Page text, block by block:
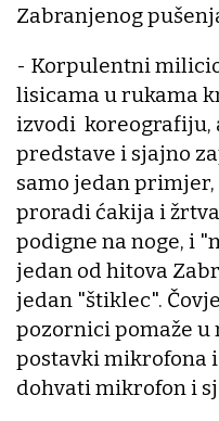
Zabranjenog
- Korpulentni
lisicama u rukama
izvodi koreografiju,
predstave i sjajno
samo jedan
proradi ćakija i
podigne na noge, i
jedan od hitova
jedan "štiklec".
pozornici pomaže u
postavki mikrofona
dohvati mikrofon i